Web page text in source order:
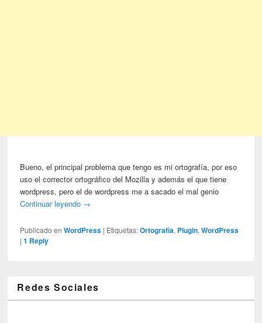
Bueno, el principal problema que tengo es mi ortografía, por eso
uso el corrector ortográfico del Mozilla y además el que tiene
wordpress, pero el de wordpress me a sacado el mal genio
Continuar leyendo →
Publicado en WordPress | Etiquetas: Ortografía, Plugin,WordPress
|1 Reply
Redes Sociales